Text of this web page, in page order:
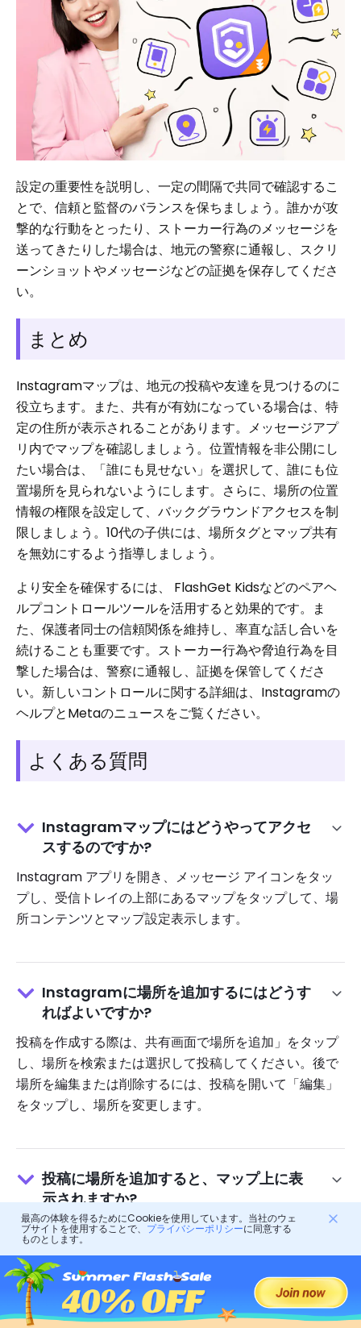
設定の重要性を説明し、一定の間隔で共同で確認するこ
とで、信頼と監督のバランスを保ちましょう。誰かが攻
撃的な行動をとったり、ストーカー行為のメッセージを
送ってきたりした場合は、地元の警察に通報し、スクリ
ーンショットやメッセージなどの証拠を保存してくださ
い。
まとめ
Instagramマップは、地元の投稿や友達を見つけるのに
役立ちます。また、共有が有効になっている場合は、特
定の住所が表示されることがあります。メッセージアプ
リ内でマップを確認しましょう。位置情報を非公開にし
たい場合は、「誰にも見せない」を選択して、誰にも位
置場所を見られないようにします。さらに、場所の位置
情報の権限を設定して、バックグラウンドアクセスを制
限しましょう。10代の子供には、場所タグとマップ共有
を無効にするよう指導しましょう。
より安全を確保するには、 FlashGet Kidsなどのペアヘ
ルプコントロールツールを活用すると効果的です。ま
た、保護者同士の信頼関係を維持し、率直な話し合いを
続けることも重要です。ストーカー行為や脅迫行為を目
撃した場合は、警察に通報し、証拠を保管してくださ
い。新しいコントロールに関する詳細は、Instagramの
ヘルプとMetaのニュースをご覧ください。
よくある質問
Instagramマップにはどうやってアクセ
スするのですか?
Instagram アプリを開き、メッセージ アイコンをタッ
プし、受信トレイの上部にあるマップをタップして、場
所コンテンツとマップ設定表示します。
Instagramに場所を追加するにはどうす
ればよいですか?
投稿を作成する際は、共有画面で場所を追加」をタップ
し、場所を検索または選択して投稿してください。後で
場所を編集または削除するには、投稿を開いて「編集」
をタップし、場所を変更します。
投稿に場所を追加すると、マップ上に表
示されますか?
はい。場所のタグが付けられた投稿は、その場所をタッ
プすることで表示されます。投稿にアクセスできるユー
ザー向けに、場所ベースのビューやマップに表示されま
す。
最高の体験を得るためにCookieを使用しています。当社のウェ
ブサイトを使用することで、 プライバシーポリシーに同意する
ものとします。